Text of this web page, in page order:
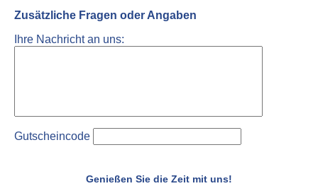
Zusätzliche Fragen oder Angaben
Ihre Nachricht an uns:
Gutscheincode
Genießen Sie die Zeit mit uns!